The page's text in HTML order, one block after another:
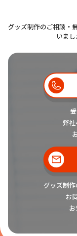
グッズ制作のご相談・
いま
弊
グッズ制
お